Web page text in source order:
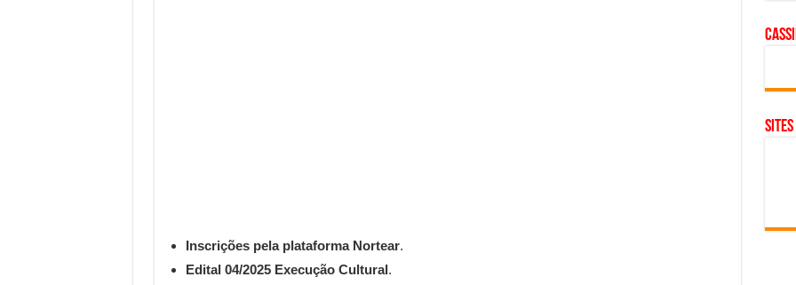
Inscrições pela plataforma Nortear.
Edital 04/2025 Execução Cultural.